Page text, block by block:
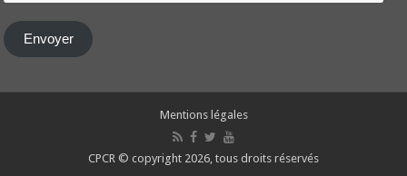
Envoyer
Mentions légales
CPCR © copyright 2026, tous droits réservés